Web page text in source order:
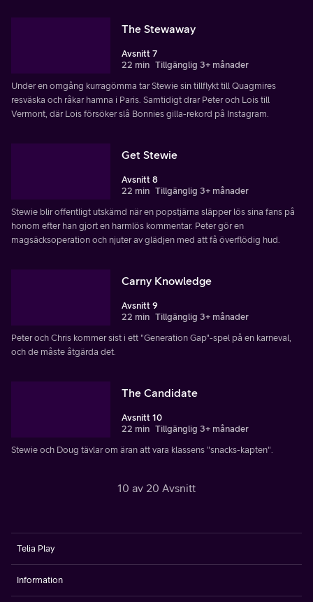
The Stewaway
Avsnitt 7
22 min Tillgänglig 3+ månader
Under en omgång kurragömma tar Stewie sin tillflykt till Quagmires
resväska och råkar hamna i Paris. Samtidigt drar Peter och Lois till
Vermont, där Lois försöker slå Bonnies gilla-rekord på Instagram.
Get Stewie
Avsnitt 8
22 min Tillgänglig 3+ månader
Stewie blir offentligt utskämd när en popstjärna släpper lös sina fans på
honom efter han gjort en harmlös kommentar. Peter gör en
magsäcksoperation och njuter av glädjen med att få överflödig hud.
Carny Knowledge
Avsnitt 9
22 min Tillgänglig 3+ månader
Peter och Chris kommer sist i ett "Generation Gap"-spel på en karneval,
och de måste åtgärda det.
The Candidate
Avsnitt 10
22 min Tillgänglig 3+ månader
Stewie och Doug tävlar om äran att vara klassens "snacks-kapten".
10 av 20 Avsnitt
Telia Play
Information